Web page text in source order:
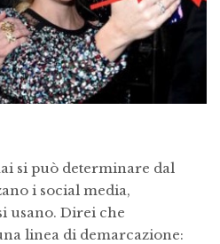
si può determinare dal
i social media,
usano. Direi che
linea di demarcazione: